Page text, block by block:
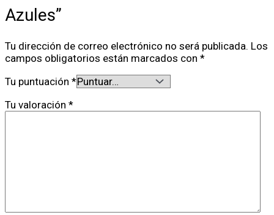
Azules”
Tu dirección de correo electrónico no será publicada. Los
campos obligatorios están marcados con *
Tu puntuación *
Tu valoración *